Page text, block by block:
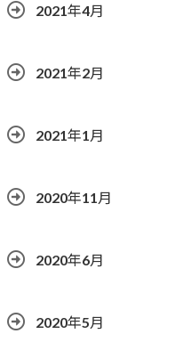
2021年4月
2021年2月
2021年1月
2020年11月
2020年6月
2020年5月